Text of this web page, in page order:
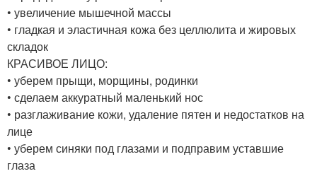
• увеличение мышечной массы
• гладкая и эластичная кожа без целлюлита и жировых
складок
КРАСИВОЕ ЛИЦО:
• уберем прыщи, морщины, родинки
• сделаем аккуратный маленький нос
• разглаживание кожи, удаление пятен и недостатков на
лице
• уберем синяки под глазами и подправим уставшие
глаза